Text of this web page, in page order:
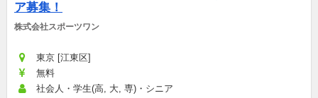
ア募集！
株式会社スポーツワン
東京 [江東区]
無料
社会人・学生(高, 大, 専)・シニア